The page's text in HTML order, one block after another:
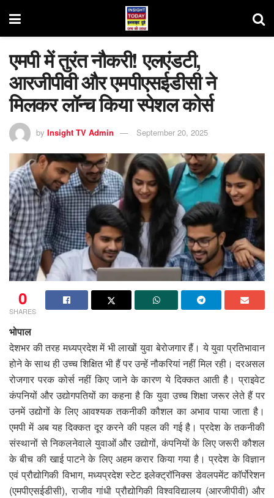
एमपी में तुरंत नौकरी! एलएंडटी,
आरजीपीवी और एमपीएसईडीसी ने
मिलकर लॉन्च किया स्पेशल कोर्स
by Insight TV Admin September 20, 2025
0
SHARES
भोपाल
देशभर की तरह मध्यप्रदेश में भी लाखों युवा बेरोजगार हैं। ये युवा प्रतिभावान
होने के साथ ही उच्च शिक्षित भी हैं पर उन्हें नौकरियां नहीं मिल रही। दरअसल
रोजगार परक कोर्स नहीं किए जाने के कारण ये दिक्कत आती है। प्राइवेट
कंपनियों और उद्योगपतियों का कहना है कि युवा उच्च शिक्षा जरूर लेते हैं पर
उनमें उद्योगों के लिए आवश्यक तकनीकी कौशल का अभाव पाया जाता है।
एमपी में अब यह दिक्कत दूर करने की पहल की गई है। प्रदेश के तकनीकी
संस्थानों से निकलनेवाले युवाओं और उद्योगों, कंपनियों के लिए जरूरी कौशल
के बीच की खाई पाटने के लिए अहम करार किया गया है। प्रदेश के विज्ञान
एवं प्रौद्योगिकी विभाग, मध्यप्रदेश स्टेट इलेक्ट्रॉनिक्स डेवलपमेंट कॉर्पोरेशन
(एमपीएसईडीसी), राजीव गांधी प्रौद्योगिकी विश्वविद्यालय (आरजीपीवी) और